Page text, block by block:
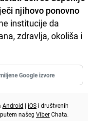
njihovo ponovno
institucije da
zdravlja, okoliša i
Google izvore
Android | iOS i društvenih
našeg ViberChata.